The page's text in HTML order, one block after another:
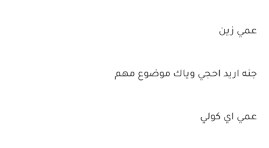
عمي زين
جنه اريد احجي وياك موضوع مهم
عمي اي كولي